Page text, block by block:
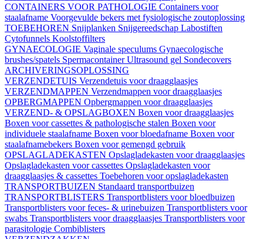
CONTAINERS VOOR PATHOLOGIE Containers voor
staalafname Voorgevulde bekers met fysiologische zoutoplossing
TOEBEHOREN Snijplanken Snijgereedschap Labostiften
Cytofunnels Koolstoffilters
GYNAECOLOGIE Vaginale speculums Gynaecologische
brushes/spatels SpermacontainerUltrasound gel Sondecovers
ARCHIVERINGSOPLOSSING
VERZENDETUIS Verzendetuis voor draagglaasjes
VERZENDMAPPEN Verzendmappen voor draagglaasjes
OPBERGMAPPEN Opbergmappen voor draagglaasjes
VERZEND- & OPSLAGBOXEN Boxen voor draagglaasjes
Boxen voor cassettes & pathologische stalen Boxen voor
individuele staalafname Boxen voor bloedafname Boxen voor
staalafnamebekers Boxen voor gemengd gebruik
OPSLAGLADEKASTEN Opslagladekasten voor draagglaasjes
Opslagladekasten voor cassettes Opslagladekasten voor
draagglaasjes & cassettes Toebehoren voor opslagladekasten
TRANSPORTBUIZEN Standaard transportbuizen
TRANSPORTBLISTERS Transportblisters voor bloedbuizen
Transportblisters voor feces- & urinebuizen Transportblisters voor
swabs Transportblisters voor draagglaasjes Transportblisters voor
parasitologie Combiblisters